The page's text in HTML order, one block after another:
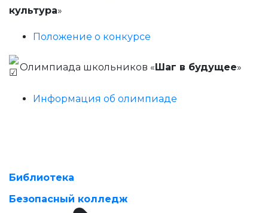
культура»
Положение о конкурсе
Олимпиада школьников «Шаг в будущее»
Информация об олимпиаде
Библиотека
Безопасный колледж